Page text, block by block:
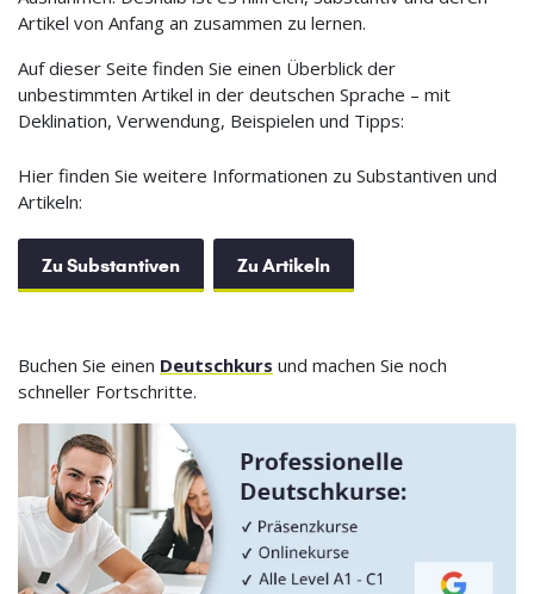
Artikel von Anfang an zusammen zu lernen.
Auf dieser Seite finden Sie einen Überblick der
unbestimmten Artikel in der deutschen Sprache – mit
Deklination, Verwendung, Beispielen und Tipps:
Hier finden Sie weitere Informationen zu Substantiven und
Artikeln:
Zu Substantiven Zu Artikeln
Buchen Sie einen Deutschkurs und machen Sie noch
schneller Fortschritte.